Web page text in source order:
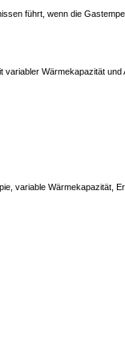
führt, wenn die
Wärmekapazität und
variable Wärmekapazität,